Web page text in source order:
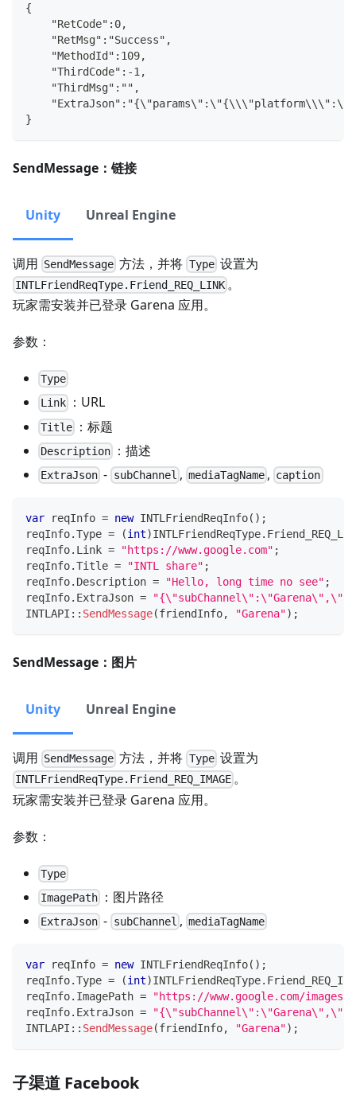
{
    "RetCode":0,
    "RetMsg":"Success",
    "MethodId":109,
    "ThirdCode":-1,
    "ThirdMsg":"",
}
SendMessage：链接
Unity Unreal Engine
调用 SendMessage 方法，并将 Type设置为
INTLFriendReqType.Friend_REQ_LINK 。
玩家需安装并已登录 Garena 应用。
参数：
Type
Link
：URL
Title ：标题
Description ：描述
ExtraJson - subChannel , mediaTagName , caption
var reqInfo = new INTLFriendReqInfo( ) ;
reqInfo.Type = (int)INTLFriendReqType.
reqInfo. Link = "https://www.google.com" ;
reqInfo.Title = "INTL share" ;
reqInfo. Description = "Hello, long time no see" ;
reqInfo. ExtraJson =
INTLAPI :: SendMessage(friendInfo, "Garena") ;
SendMessage：图片
Unity Unreal Engine
调用 SendMessage 方法，并将 Type设置为
INTLFriendReqType.Friend_REQ_IMAGE 。
玩家需安装并已登录 Garena 应用。
参数：
Type
ImagePath
：图片路径
ExtraJson - subChannel , mediaTagName
var reqInfo = new INTLFriendReqInfo( ) ;
reqInfo.Type = (int)INTLFriendReqType.
reqInfo. ImagePath =
"https://www.google.com/images/
reqInfo. ExtraJson =
INTLAPI :: SendMessage(friendInfo, "Garena") ;
子渠道 Facebook